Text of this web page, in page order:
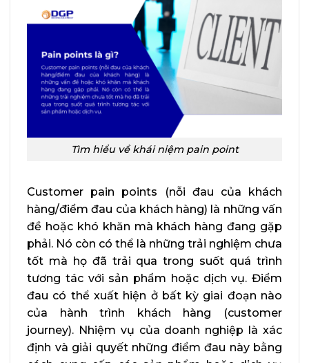
Tìm hiểu về khái niệm pain point
Customer pain points (nỗi đau của khách
hàng/điểm đau của khách hàng) là những vấn
đề hoặc khó khăn mà khách hàng đang gặp
phải. Nó còn có thể là những trải nghiệm chưa
tốt mà họ đã trải qua trong suốt quá trình
tương tác với sản phẩm hoặc dịch vụ. Điểm
đau có thể xuất hiện ở bất kỳ giai đoạn nào
của hành trình khách hàng (customer
journey). Nhiệm vụ của doanh nghiệp là xác
định và giải quyết những điểm đau này bằng